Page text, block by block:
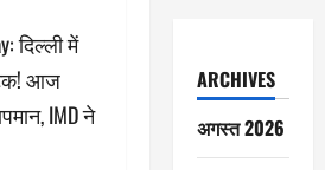
दिल्ली में
आज
IMD ने
ARCHIVES
अगस्त 2026